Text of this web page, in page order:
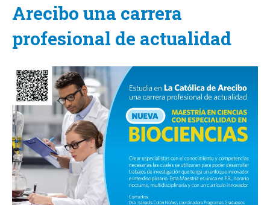
Arecibo una carrera
profesional de actualidad